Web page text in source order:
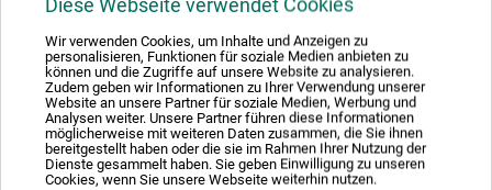
Diese Webseite verwendet Cookies
Wir verwenden Cookies, um Inhalte und Anzeigen zu
personalisieren, Funktionen für soziale Medien anbieten zu
können und die Zugriffe auf unsere Website zu analysieren.
Zudem geben wir Informationen zu Ihrer Verwendung unserer
Website an unsere Partner für soziale Medien, Werbung und
Analysen weiter. Unsere Partner führen diese Informationen
möglicherweise mit weiteren Daten zusammen, die Sie ihnen
bereitgestellt haben oder die sie im Rahmen Ihrer Nutzung der
Dienste gesammelt haben. Sie geben Einwilligung zu unseren
Cookies, wenn Sie unsere Webseite weiterhin nutzen.
boesner GmbH holding + innovations
Gewerkenstr. 2
58456 Witten
DE
pm@boesner.com